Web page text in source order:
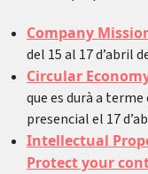
Company
del 15 al 17 d’abril
Circular
que es durà a terme
presencial el 17
Intellectual
Protect your